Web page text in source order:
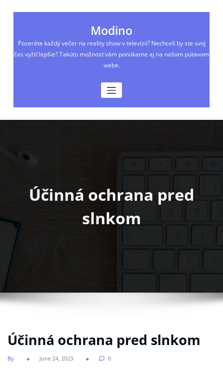
Modino
Pozeráte každý večer na reality show v televízii? Nechceli by ste svoj
čas vyžiť lepšie? Takúto možnosť vám ponúkame aj na našom pútavom
webe.
Účinná ochrana pred
slnkom
Účinná ochrana pred slnkom
By June 24, 2023 0